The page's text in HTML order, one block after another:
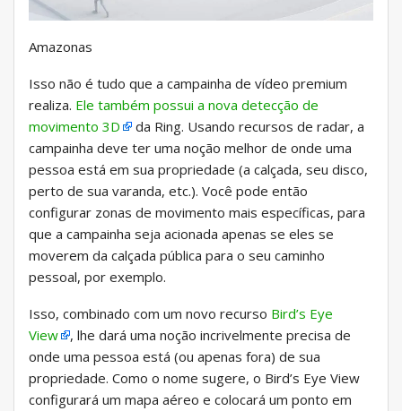
Amazonas
Isso não é tudo que a campainha de vídeo premium
realiza. Ele também possui a nova detecção de
movimento 3D
da Ring. Usando recursos de radar, a
campainha deve ter uma noção melhor de onde uma
pessoa está em sua propriedade (a calçada, seu disco,
perto de sua varanda, etc.). Você pode então
configurar zonas de movimento mais específicas, para
que a campainha seja acionada apenas se eles se
moverem da calçada pública para o seu caminho
pessoal, por exemplo.
Isso, combinado com um novo recurso Bird’s Eye
View
, lhe dará uma noção incrivelmente precisa de
onde uma pessoa está (ou apenas fora) de sua
propriedade. Como o nome sugere, o Bird’s Eye View
configurará um mapa aéreo e colocará um ponto em